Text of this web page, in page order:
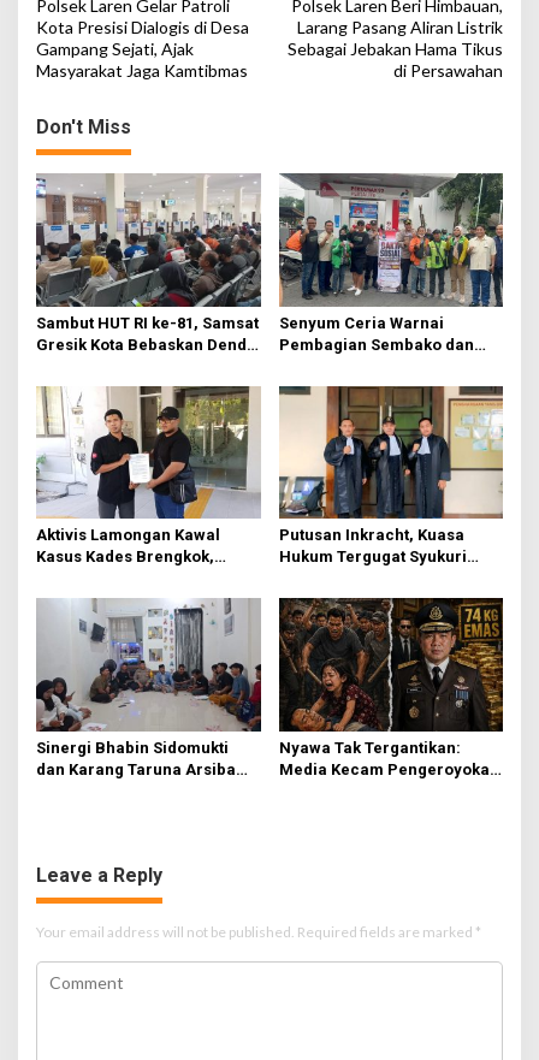
o
s
n
a
v
i
g
a
t
i
o
n
Polsek Laren Gelar Patroli
Kota Presisi Dialogis di Desa
Gampang Sejati, Ajak
Masyarakat Jaga Kamtibmas
Polsek Laren Beri Himbauan,
Larang Pasang Aliran Listrik
Sebagai Jebakan Hama Tikus
di Persawahan
Don't Miss
Sambut HUT RI ke-81, Samsat
Gresik Kota Bebaskan Denda
Senyum Ceria Warnai
Pembagian Sembako dan
Gresik
Aktivis Lamongan Kawal
Kasus Kades Brengkok,
Terima Resmi
Putusan Inkracht, Kuasa
Hukum Tergugat Syukuri
Sinergi Bhabin Sidomukti
dan Karang Taruna Arsiba
Nyawa Tak Tergantikan:
Media Kecam Pengeroyokan
Leave a Reply
Your email address will not be published. Required fields are marked *